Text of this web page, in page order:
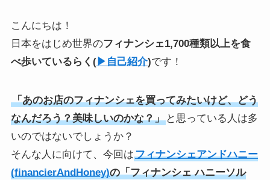
こんにちは！
日本をはじめ世界のフィナンシェ1,700種類以上を食
べ歩いている らく (▶︎自己紹介)です！
「あのお店のフィナンシェを買ってみたいけど、どう
なんだろう？美味しいのかな？」と思っている人は多
いのではないでしょうか？
そんな人に向けて、今回はフィナンシェアンドハニー
(financierAndHoney)の「フィナンシェ ハニーソル